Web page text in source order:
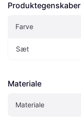
Produktegenskaber
Farve
Sæt
Materiale
Materiale